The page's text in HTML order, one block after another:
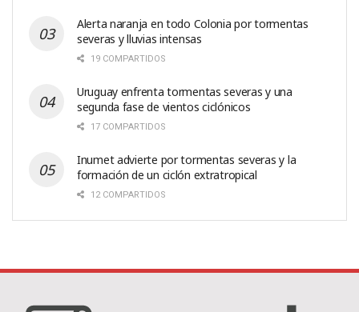
Alerta naranja en todo Colonia por tormentas
severas y lluvias intensas
19 COMPARTIDOS
Uruguay enfrenta tormentas severas y una
segunda fase de vientos ciclónicos
17 COMPARTIDOS
Inumet advierte por tormentas severas y la
formación de un ciclón extratropical
12 COMPARTIDOS